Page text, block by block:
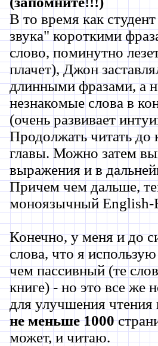
В то время как
звука" короткими
слово, поминутно
плачет), Джон
длинными фразами, а
незнакомые слова в
(очень развивает
Продолжать читать до
главы. Можно затем
выражения и в
Причем чем дальше,
моноязычный English-
Конечно, у меня и до
слова, что я
чем пассивный (те
книге) - но это все же
для улучшения чтения
не меньше 1000
может, и читаю.